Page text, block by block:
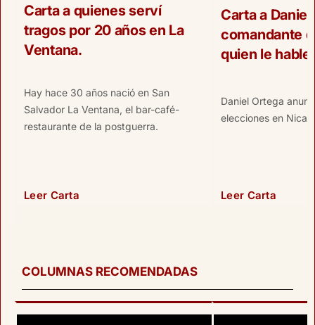
Carta a quienes serví
tragos por 20 años en La
Ventana.
Hay hace 30 años nació en San
Salvador La Ventana, el bar-café-
restaurante de la postguerra.
Leer Carta
Carta a Daniel
comandante
quien le hable
Daniel Ortega
elecciones en
Leer Carta
COLUMNAS RECOMENDADAS